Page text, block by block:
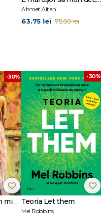
Ahmet Altan
63.75 lei 75.00 lei
-30%
Totul e în regulă în mine și în lume
-30%
Teoria Let them
Mel Robbins